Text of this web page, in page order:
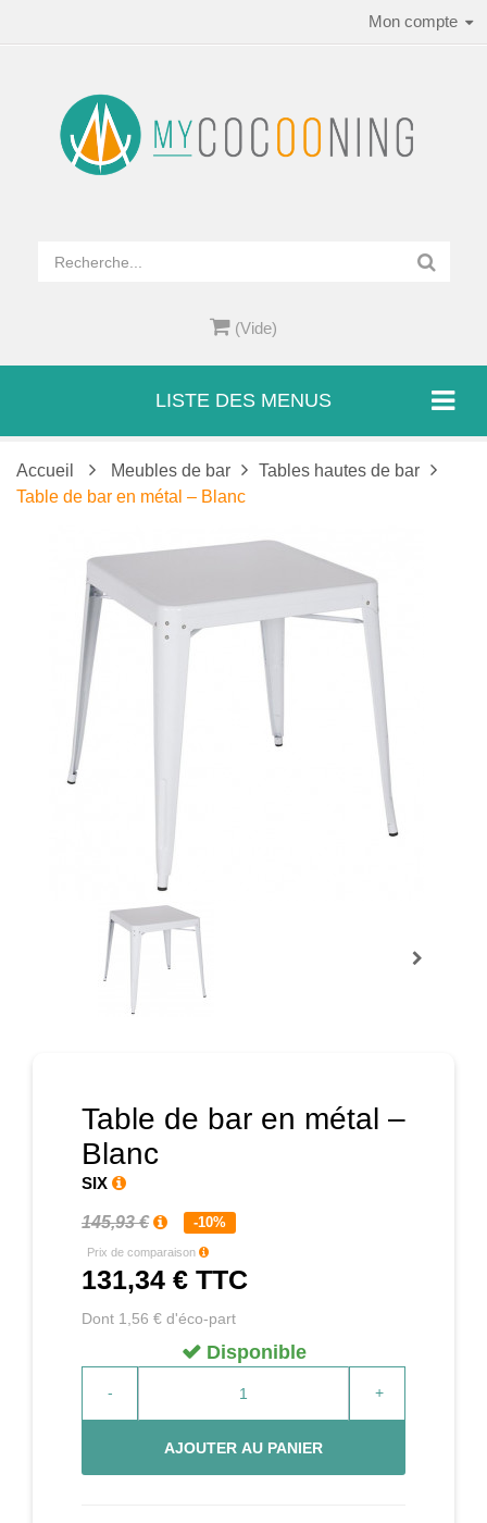
Mon compte
(Vide)
LISTE DES MENUS
Accueil Meubles de bar
Tables hautes de bar
Table de bar en métal – Blanc
Table de bar en métal –
Blanc
SIX
145,93 € -10%
Prix de comparaison
131,34 € TTC
Dont 1,56 € d'éco-part
Disponible
- +
AJOUTER AU PANIER